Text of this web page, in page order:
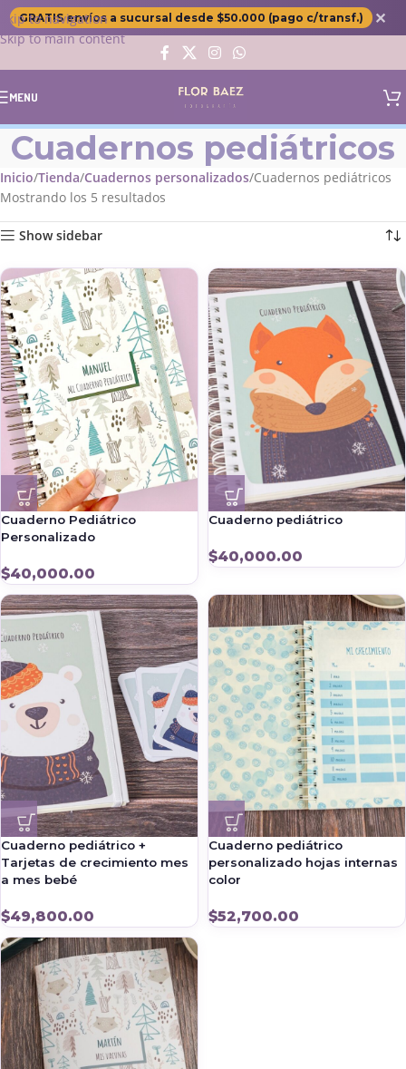
Skip to navigation
Skip to main content
GRATIS envíos a sucursal desde $50.000 (pago c/transf.) ✕
MENU
Cuadernos pediátricos
Inicio Tienda Cuadernos personalizados Cuadernos pediátricos
Mostrando los 5 resultados
Show sidebar
Cuaderno Pediátrico
Personalizado
$40,000.00
Cuaderno pediátrico
$40,000.00
Cuaderno pediátrico +
Tarjetas de crecimiento mes
a mes bebé
$49,800.00
Cuaderno pediátrico
personalizado hojas internas
color
$52,700.00